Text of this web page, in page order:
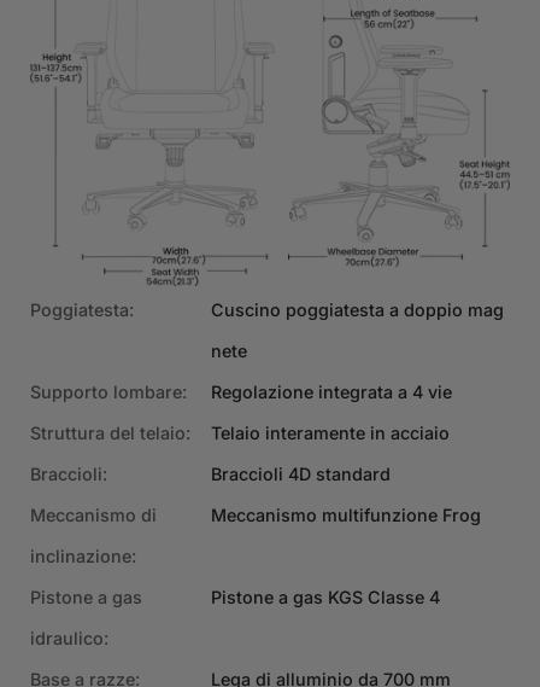
€429 €519 Salva €90
Similpelle | Edizione
principale di Austin
AGGIUNGI AL
Poggiatesta:
Cuscino poggiatesta a doppio mag
nete
Supporto lombare:
Regolazione integrata a 4 vie
Struttura del telaio:
Telaio interamente in acciaio
Braccioli:
Braccioli 4D standard
Meccanismo di
inclinazione:
Meccanismo multifunzione Frog
Pistone a gas
idraulico:
Pistone a gas KGS Classe 4
Base a razze: Lega di alluminio da 700 mm